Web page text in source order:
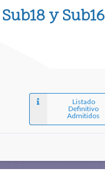
y Sub16
Listado
Definitivo
Admitidos